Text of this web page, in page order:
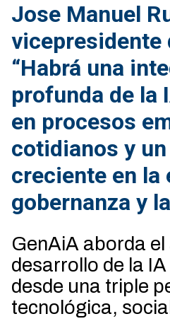
Jose Manuel
vicepresidente
“Habrá una
profunda de la
en procesos
cotidianos y
creciente en la
gobernanza y
GenAiA aborda el
desarrollo de la
desde una triple
tecnológica,